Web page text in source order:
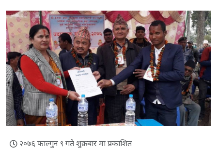
२०७६ फाल्गुन ९ गते शुक्रबार मा प्रकाशित